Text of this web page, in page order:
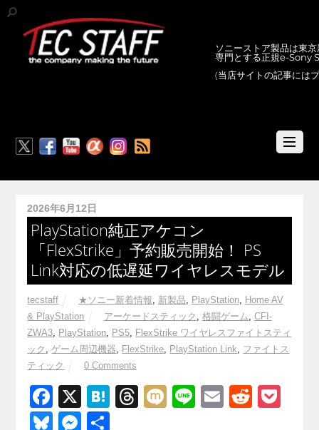
ソニーストア製品は東
専門とする正規e-Sony
(当店サイトの記事には
2026年6月12日
PlayStation純正アケコン
「FlexStrike」予約販売開始！ PS
Link対応の低遅延ワイヤレスモデル
tecstaff ★ソニー新着情報, 新製品, PlayStation, Home AV
& PlayStation
アーケードスティック , 格闘ゲーム, CFI-
ZWA3, PlayStation, PS5, FlexStrike ワイヤレスファイトスティ
ック ,ゲーム周辺機器, FlexStrike, PlayStation Link, ファイトス
ティック
0 Comments
F
a
X
H
T
M
Li
E
R
Bl
M